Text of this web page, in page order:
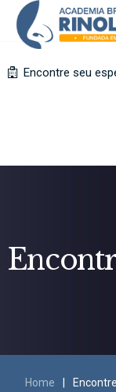
Encontre seu
Home